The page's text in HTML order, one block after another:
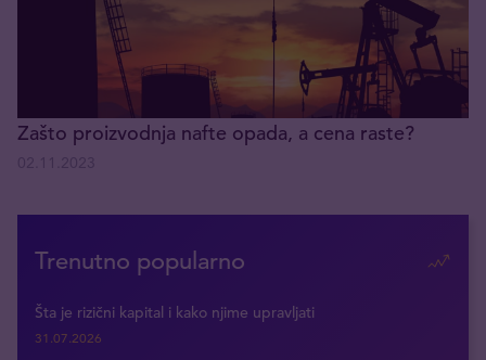
Zašto proizvodnja nafte opada, a cena raste?
Trenutno popularno
Šta je rizični kapital i kako njime upravljati
31.07.2026